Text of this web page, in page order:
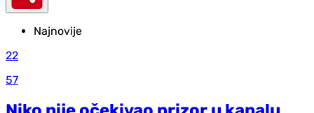
Najnovije
22
57